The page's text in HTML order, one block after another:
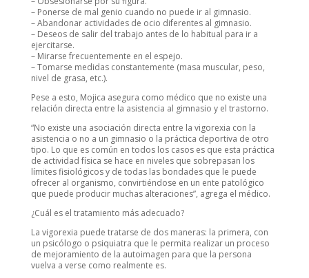
– Ponerse de mal genio cuando no puede ir al gimnasio.
– Abandonar actividades de ocio diferentes al gimnasio.
– Deseos de salir del trabajo antes de lo habitual para ir a
ejercitarse.
– Mirarse frecuentemente en el espejo.
– Tomarse medidas constantemente (masa muscular, peso,
nivel de grasa, etc.).
Pese a esto, Mojica asegura como médico que no existe una
relación directa entre la asistencia al gimnasio y el trastorno.
“No existe una asociación directa entre la vigorexia con la
asistencia o no a un gimnasio o la práctica deportiva de otro
tipo. Lo que es común en todos los casos es que esta práctica
de actividad física se hace en niveles que sobrepasan los
límites fisiológicos y de todas las bondades que le puede
ofrecer al organismo, convirtiéndose en un ente patológico
que puede producir muchas alteraciones”, agrega el médico.
¿Cuál es el tratamiento más adecuado?
La vigorexia puede tratarse de dos maneras: la primera, con
un psicólogo o psiquiatra que le permita realizar un proceso
de mejoramiento de la autoimagen para que la persona
vuelva a verse como realmente es.